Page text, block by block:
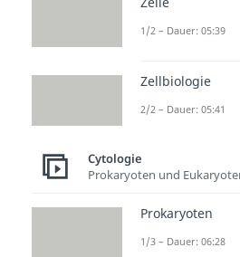
Was ist
zur
1/2 – Dauer: 05:39
Zellbiologie
2/2 – Dauer: 05:41
Cytologie
Prokaryoten und
Prokaryoten
1/3 – Dauer: 06:28